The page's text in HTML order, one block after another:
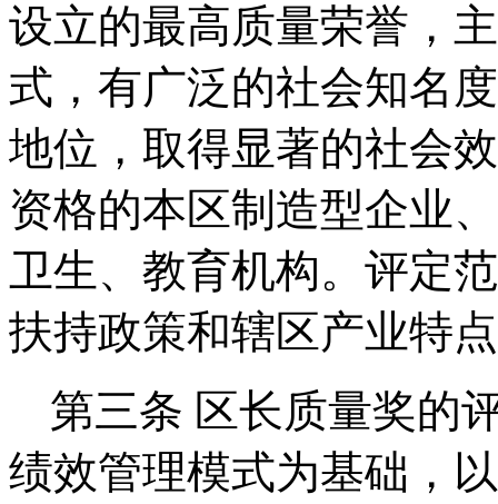
设立的最高质量荣誉，
式，有广泛的社会知名
地位，取得显著的社会
资格的本区制造型企业、
卫生、 教育机构。评定
扶持政策和辖区产业特
第三条 区长质量奖的
绩效管理模式为基础，